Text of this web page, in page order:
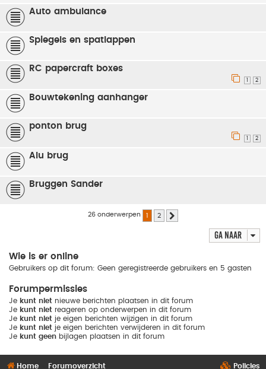
Auto ambulance
Spiegels en spatlappen
RC papercraft boxes
2
Bouwtekening aanhanger
ponton brug
2
Alu brug
Bruggen Sander
26 onderwerpen 1 2
Ga naar
Wie is er online
Gebruikers op dit forum: Geen geregistreerde gebruikers en 5 gasten
Forumpermissies
Je kunt niet nieuwe berichten plaatsen in dit forum
Je kunt niet reageren op onderwerpen in dit forum
Je kunt niet je eigen berichten wijzigen in dit forum
Je kunt niet je eigen berichten verwijderen in dit forum
Je kunt geen bijlagen plaatsen in dit forum
Home Forumoverzicht Policies